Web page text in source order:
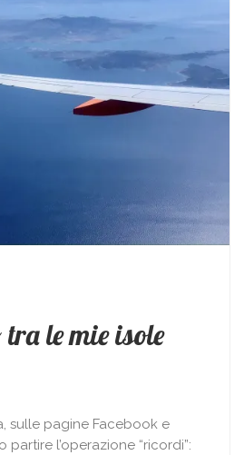
le mie isole
sulle pagine Facebook e
partire l’operazione “ricordi”: